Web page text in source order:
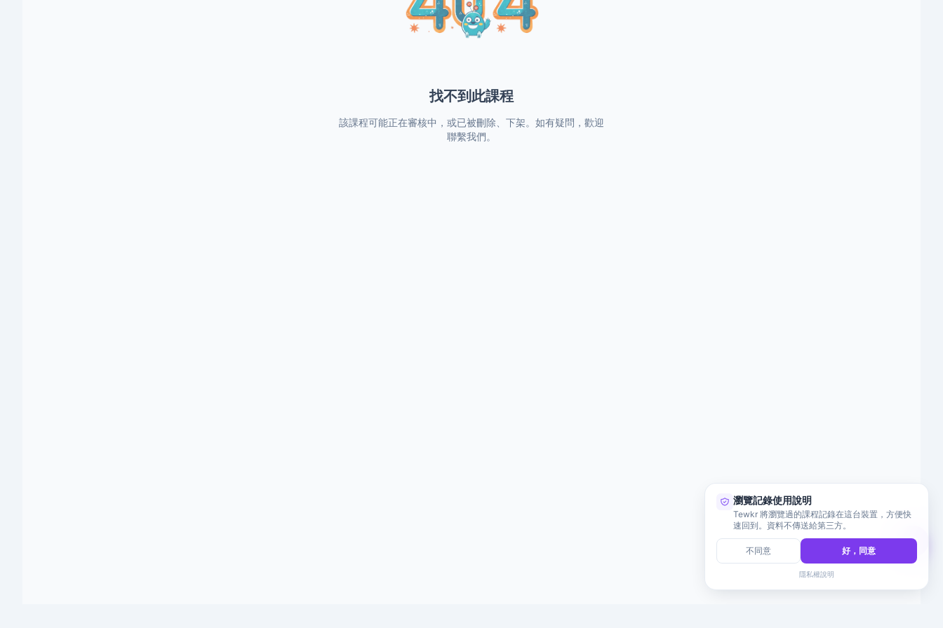
找不到此課程
該課程可能正在審核中，或已被刪除、下架。如有疑問，歡迎
聯繫我們。
瀏覽記錄使用說明
Tewkr 將瀏覽過的課程記錄在這台裝置，方便快
速回到。資料不傳送給第三方。
不同意 好，同意
隱私權說明